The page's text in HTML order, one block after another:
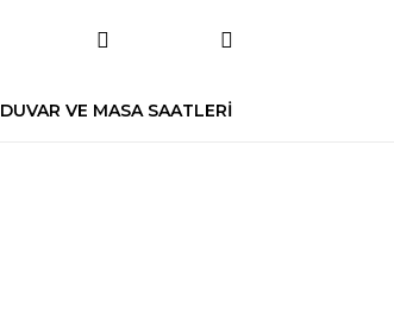
DUVAR VE MASA SAATLERİ